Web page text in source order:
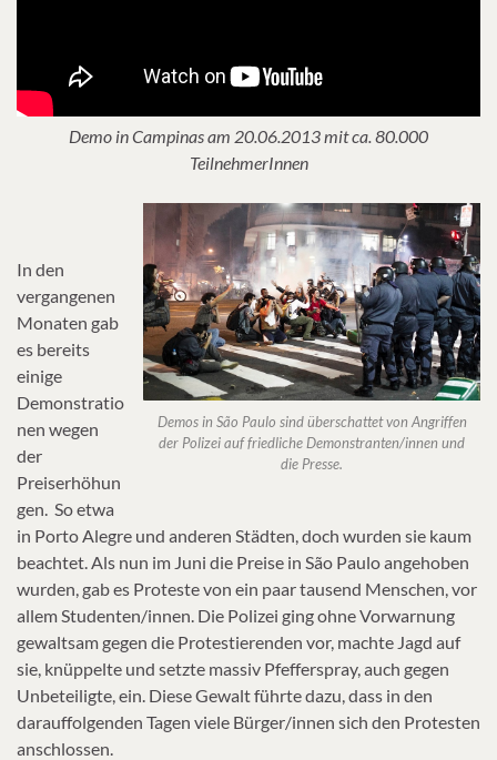
Demo in Campinas am 20.06.2013 mit ca. 80.000
TeilnehmerInnen
Demos in São Paulo sind überschattet von Angriffen
der Polizei auf friedliche Demonstranten/innen und
die Presse.
In den
vergangenen
Monaten gab
es bereits
einige
Demonstratio
nen wegen
der
Preiserhöhun
gen. So etwa
in Porto Alegre und anderen Städten, doch wurden sie kaum
beachtet. Als nun im Juni die Preise in São Paulo angehoben
wurden, gab es Proteste von ein paar tausend Menschen, vor
allem Studenten/innen. Die Polizei ging ohne Vorwarnung
gewaltsam gegen die Protestierenden vor, machte Jagd auf
sie, knüppelte und setzte massiv Pfefferspray, auch gegen
Unbeteiligte, ein. Diese Gewalt führte dazu, dass in den
darauffolgenden Tagen viele Bürger/innen sich den Protesten
anschlossen.